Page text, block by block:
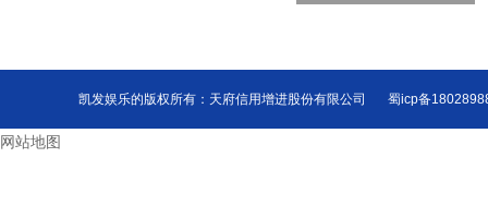
凯发娱乐的版权所有：天府信用增进股份有限公司 蜀icp备
网站地图